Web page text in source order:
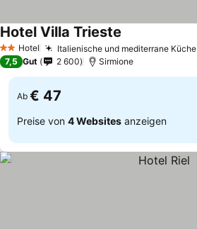
2 Sterne
Hotel Italienische und mediterrane Küche
Hotel Villa Trieste
7,5 Gut 2 600 Sirmione
Ab € 47
Preise von 4 Websites anzeigen